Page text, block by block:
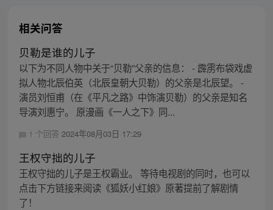
相关问答
贝勒是谁的儿子
以下为不同人物中关于“贝勒”父亲的信息： - 霹雳布袋戏虚
拟人物北辰伯英（北辰皇朝大贝勒）的父亲是北辰望。 -
演员刘恒甫（在《平凡之路》中饰演贝勒）的父亲是知名
导演刘惠宁。 原漫画《一人之下》同...
1 个回答 2024年08月03日 17:29
王权守拙的儿子
王权守拙的儿子是王权霸业。 等待电视剧的同时，也可以
点击下方链接来阅读《狐妖小红娘》原著提前了解剧情
了！